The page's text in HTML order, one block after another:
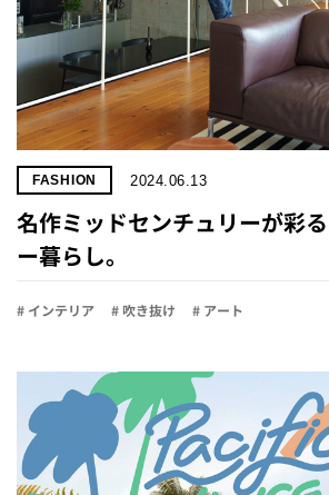
FASHION 2024.06.13
名作ミッドセンチュリーが彩
ー暮らし。
# インテリア # 吹き抜け # アート